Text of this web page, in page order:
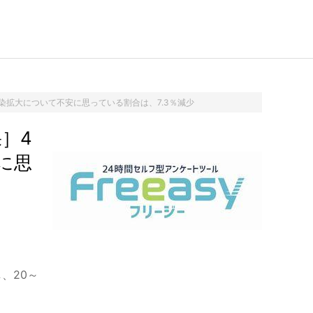
大について不安に思っている割合は、7.3％減少
4
思
20～